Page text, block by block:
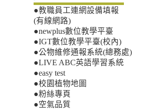
●教職員工連網設備填報
(有線網路)
●newplus數位教學平臺
●IGT數位教學平臺(校內)
●公物維修通報系統(總務處)
●LIVE ABC英語學習系統
●easy test
●校園植物地圖
●粉絲專頁
●空氣品質